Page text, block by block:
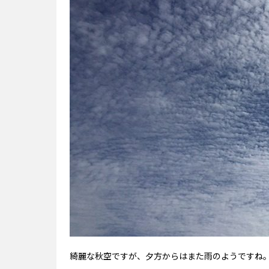
綺麗な秋空ですが、夕方からはまた雨のようですね